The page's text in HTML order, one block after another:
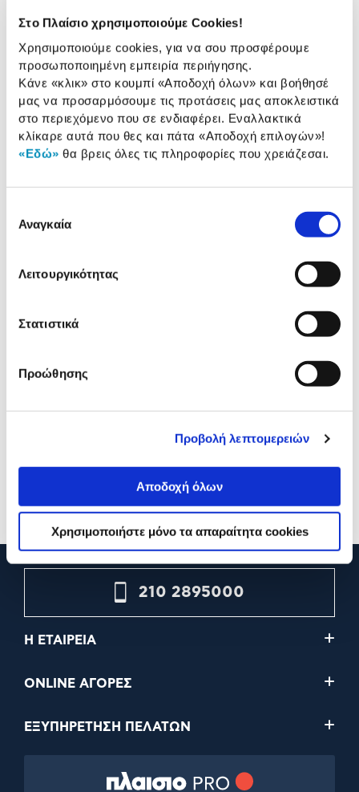
Στο Πλαίσιο χρησιμοποιούμε Cookies!
Χρησιμοποιούμε cookies, για να σου προσφέρουμε
προσωποποιημένη εμπειρία περιήγησης.
Κάνε «κλικ» στο κουμπί «Αποδοχή όλων» και βοήθησέ
μας να προσαρμόσουμε τις προτάσεις μας αποκλειστικά
στο περιεχόμενο που σε ενδιαφέρει. Εναλλακτικά
κλίκαρε αυτά που θες και πάτα «Αποδοχή επιλογών»!
«Εδώ» θα βρεις όλες τις πληροφορίες που χρειάζεσαι.
συγκατάθεσης
Αναγκαία
Λειτουργικότητας
Στατιστικά
Προώθησης
Προβολή λεπτομερειών
Αποδοχή όλων
Χρησιμοποιήστε μόνο τα απαραίτητα cookies
Αναλυτική
παρουσίαση
Αναλυτική παρουσίαση
Προδιαγραφές
προϊόντος
Χαρακτηριστικά
Αξιολογήσεις
Αξιολογήσεις
προϊόν με εσένα!
Monopoly Ηλεκτρονική
39,99€
Banking
29,99€
210 2895000
Η ΕΤΑΙΡΕΙΑ
ONLINE ΑΓΟΡΕΣ
ΕΞΥΠΗΡΕΤΗΣΗ ΠΕΛΑΤΩΝ